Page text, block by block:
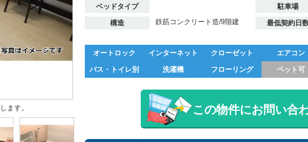
ます。
ベッドタイプ 駐車場
構造 鉄筋コンクリート造/9階建 最低契約日
オートロック インターネット クローゼット エアコン
バス・トイレ別
洗濯機 フローリング ペット可
この物件にお問い合